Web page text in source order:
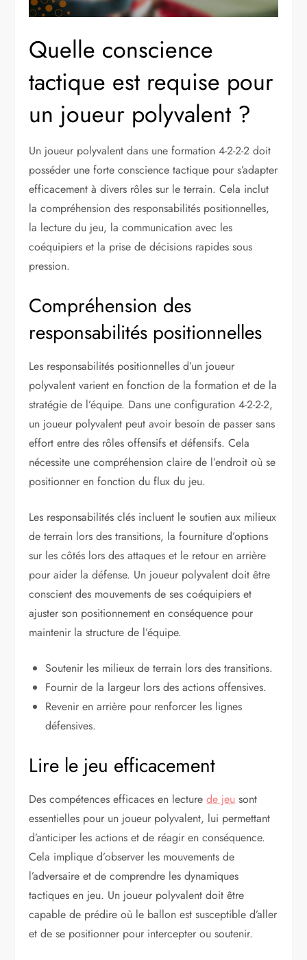
Quelle conscience
tactique est requise pour
un joueur polyvalent ?
Un joueur polyvalent dans une formation 4-2-2-2 doit
posséder une forte conscience tactique pour s’adapter
efficacement à divers rôles sur le terrain. Cela inclut
la compréhension des responsabilités positionnelles,
la lecture du jeu, la communication avec les
coéquipiers et la prise de décisions rapides sous
pression.
Compréhension des
responsabilités positionnelles
Les responsabilités positionnelles d’un joueur
polyvalent varient en fonction de la formation et de la
stratégie de l’équipe. Dans une configuration 4-2-2-2,
un joueur polyvalent peut avoir besoin de passer sans
effort entre des rôles offensifs et défensifs. Cela
nécessite une compréhension claire de l’endroit où se
positionner en fonction du flux du jeu.
Les responsabilités clés incluent le soutien aux milieux
de terrain lors des transitions, la fourniture d’options
sur les côtés lors des attaques et le retour en arrière
pour aider la défense. Un joueur polyvalent doit être
conscient des mouvements de ses coéquipiers et
ajuster son positionnement en conséquence pour
maintenir la structure de l’équipe.
Soutenir les milieux de terrain lors des transitions.
Fournir de la largeur lors des actions offensives.
Revenir en arrière pour renforcer les lignes
défensives.
Lire le jeu efficacement
Des compétences efficaces en lecturede jeu sont
essentielles pour un joueur polyvalent, lui permettant
d’anticiper les actions et de réagir en conséquence.
Cela implique d’observer les mouvements de
l’adversaire et de comprendre les dynamiques
tactiques en jeu. Un joueur polyvalent doit être
capable de prédire où le ballon est susceptible d’aller
et de se positionner pour intercepter ou soutenir.